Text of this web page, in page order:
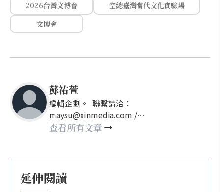
2026台灣文博會
空總臺灣當代文化實驗場
文博會
蘇祐萱
編輯企劃。 聯繫請洽：
maysu@xinmedia.com /
may860527@gmail.com
查看所有文章
延伸閱讀